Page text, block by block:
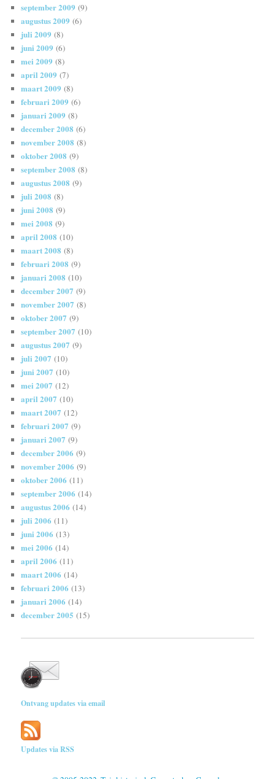
september 2009 (9)
augustus 2009 (6)
juli 2009 (8)
juni 2009 (6)
mei 2009 (8)
april 2009 (7)
maart 2009 (8)
februari 2009 (6)
januari 2009 (8)
december 2008 (6)
november 2008 (8)
oktober 2008 (9)
september 2008 (8)
augustus 2008 (9)
juli 2008 (8)
juni 2008 (9)
mei 2008 (9)
april 2008 (10)
maart 2008 (8)
februari 2008 (9)
januari 2008 (10)
december 2007 (9)
november 2007 (8)
oktober 2007 (9)
september 2007 (10)
augustus 2007 (9)
juli 2007 (10)
juni 2007 (10)
mei 2007 (12)
april 2007 (10)
maart 2007 (12)
februari 2007 (9)
januari 2007 (9)
december 2006 (9)
november 2006 (9)
oktober 2006 (11)
september 2006 (14)
augustus 2006 (14)
juli 2006 (11)
juni 2006 (13)
mei 2006 (14)
april 2006 (11)
maart 2006 (14)
februari 2006 (13)
januari 2006 (14)
december 2005 (15)
Ontvang updates via email
Updates via RSS